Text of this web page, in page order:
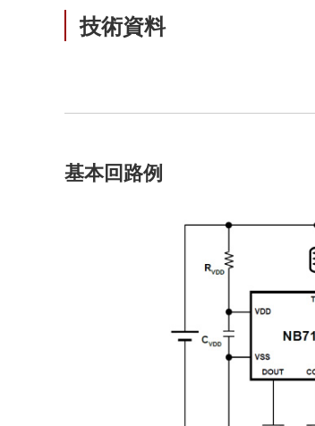
技術資料
基本回路例